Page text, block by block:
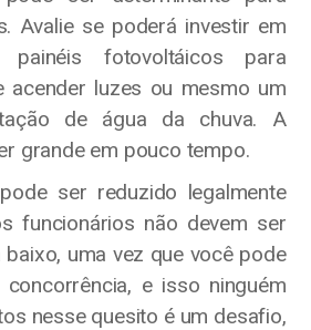
Avalie se poderá investir em
painéis fotovoltáicos para
acender luzes ou mesmo um
de água da chuva. A
grande em pouco tempo.
ser reduzido legalmente
funcionários não devem ser
uma vez que você pode
e isso ninguém
nesse quesito é um desafio,